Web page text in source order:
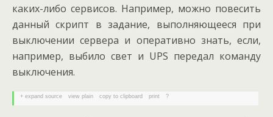
каких-либо сервисов. Например, можно повесить
данный скрипт в задание, выполняющееся при
выключении сервера и оперативно знать, если,
например, выбило свет и UPS передал команду
выключения.
+ expand source view plain copy to clipboard print ?